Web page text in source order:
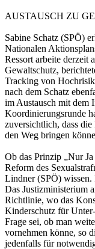
AUSTAUSCH ZU
Sabine Schatz (SPÖ)
Nationalen
Ressort arbeite derzeit
Gewaltschutz,
Tracking von
nach dem Schatz
im Austausch mit dem
Koordinierungsrunde
zuversichtlich, dass
den Weg bringen
Ob das Prinzip „Nur
Reform des
Lindner (SPÖ) wissen.
Das Justizministerium
Richtlinie, wo das
Kinderschutz für
Frage sei, ob man
vornehmen könne, so
jedenfalls für